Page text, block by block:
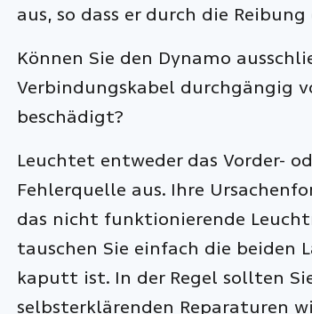
aus, so dass er durch die
Können Sie den Dynamo
Verbindungskabel durchgängig
beschädigt?
Leuchtet entweder das Vorder-
Fehlerquelle aus. Ihre
das nicht funktionierende
tauschen Sie einfach die beiden
kaputt ist. In der Regel sollten
selbsterklärenden Reparaturen